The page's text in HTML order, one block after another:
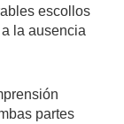
escollos
la ausencia
partes